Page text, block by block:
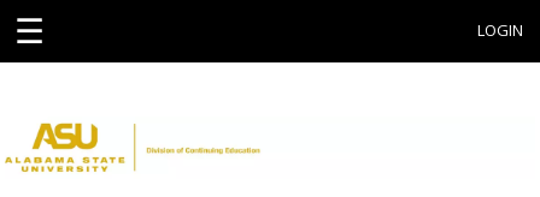
☰ LOGIN